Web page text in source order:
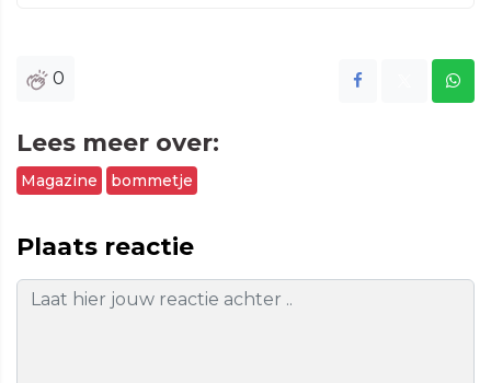
0
Lees meer over:
Magazine bommetje
Plaats reactie